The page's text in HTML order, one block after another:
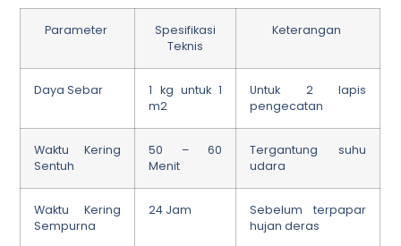
Parameter
Spesifikasi
Teknis
Keterangan
Daya Sebar
1 kg untuk 1
m2
Untuk 2 lapis
pengecatan
Waktu Kering
Sentuh
50 – 60
Menit
Tergantung suhu
udara
Waktu Kering
Sempurna
24 Jam
Sebelum terpapar
hujan deras